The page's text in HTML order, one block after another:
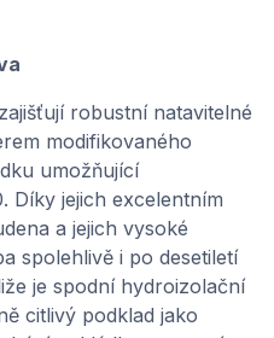
+
40 - spalná fólie (1 ×
| 16060006
/ m2
+
robustní natavitelné
modifikovaného
umožňující
Díky jejich excelentním
a jejich vysoké
spolehlivě i po desetiletí
je spodní hydroizolační
citlivý podklad jako